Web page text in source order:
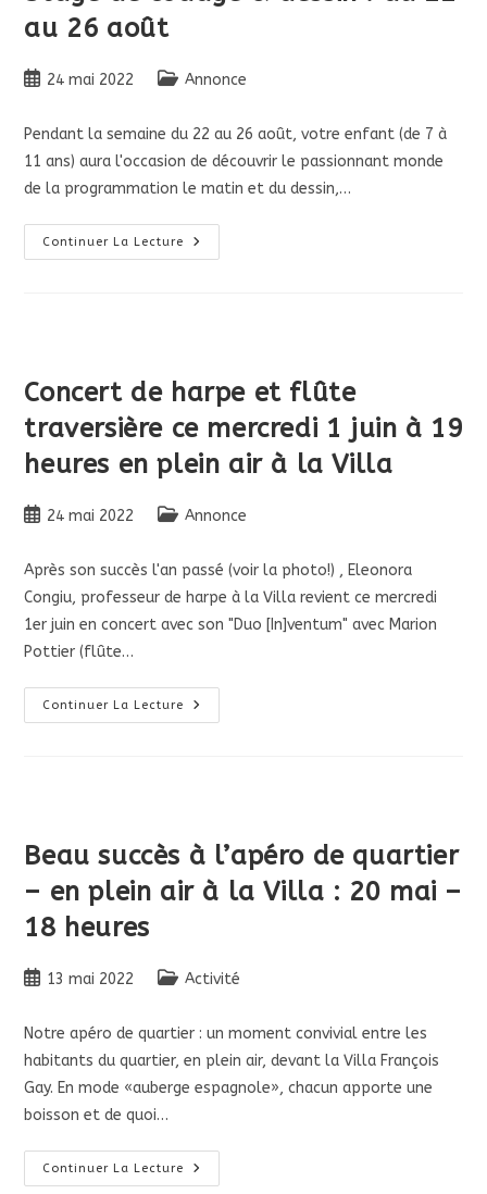
Août
au 26 août
Publication
24 mai 2022
PostAnnonce
Pendant la semaine du 22 au 26 août, votre enfant (de 7 à
11 ans) aura l'occasion de découvrir le passionnant monde
de la programmation le matin et du dessin,…
Continuer La Lecture
Stage
De
Août
Concert de harpe et flûte
traversière ce mercredi 1 juin à 19
heures en plein air à la Villa
Publication
24 mai 2022
PostAnnonce
Après son succès l'an passé (voir la photo!) , Eleonora
Congiu, professeur de harpe à la Villa revient ce mercredi
1er juin en concert avec son "Duo [In]ventum" avec Marion
Pottier (flûte…
Continuer La Lecture
Concert
De
Juin
À
Heures
En
Villa
Beau succès à l’apéro de quartier
– en plein air à la Villa : 20 mai –
18 heures
Publication
13 mai 2022
PostActivité
Notre apéro de quartier : un moment convivial entre les
habitants du quartier, en plein air, devant la Villa François
Gay. En mode «auberge espagnole», chacun apporte une
boisson et de quoi…
Continuer La Lecture
Beau
Succès